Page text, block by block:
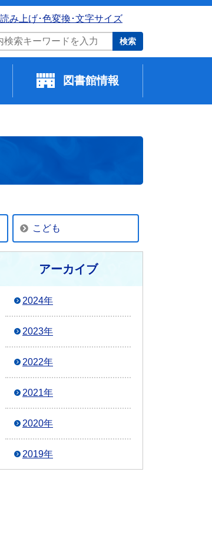
読み上げ･色変換･文字サイズ
検索
図書館情報
こども
アーカイブ
2024年
2023年
2022年
2021年
2020年
2019年